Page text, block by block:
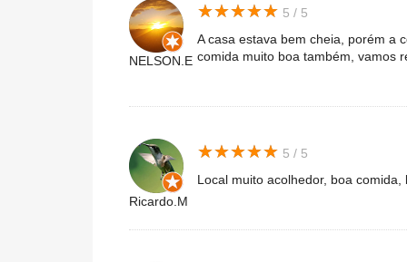
NELSON.E
★★★★★
★★★★★ 5 / 5
A casa estava bem cheia, porém a
comida muito boa também, vamos
Ricardo.M
★★★★★
★★★★★ 5 / 5
Local muito acolhedor, boa